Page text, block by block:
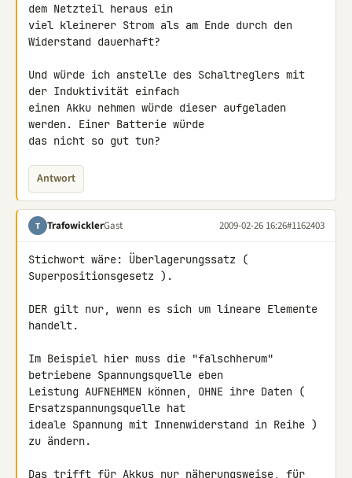
dem Netzteil heraus ein
viel kleinerer Strom als am Ende durch den
Widerstand dauerhaft?
Und würde ich anstelle des Schaltreglers mit
der Induktivität einfach
einen Akku nehmen würde dieser aufgeladen
werden. Einer Batterie würde
das nicht so gut tun?
Antwort
T TrafowicklerGast 2009-02-26 16:26#1162403
Stichwort wäre: Überlagerungssatz (
Superpositionsgesetz ).
DER gilt nur, wenn es sich um lineare Elemente
handelt.
Im Beispiel hier muss die "falschherum"
betriebene Spannungsquelle eben
Leistung AUFNEHMEN können, OHNE ihre Daten (
Ersatzspannungsquelle hat
ideale Spannung mit Innenwiderstand in Reihe )
zu ändern.
Das trifft für Akkus nur näherungsweise, für